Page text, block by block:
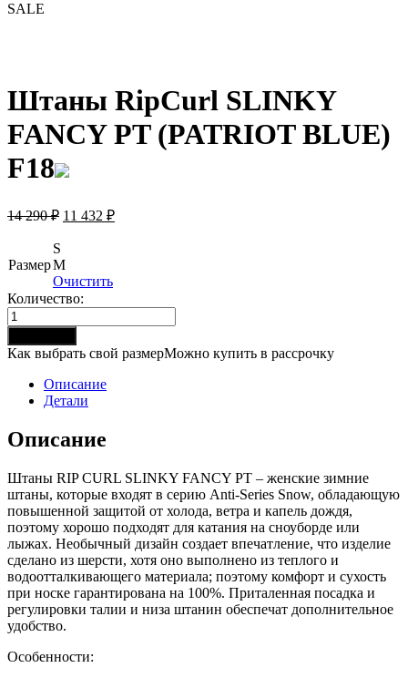
SALE
Штаны RipCurl SLINKY
FANCY PT (PATRIOT BLUE)
F18
14 290₽ 11 432 ₽
Размер
S
M
Очистить
Количество:
Количество
товара
Штаны
RipCurl
SLINKY
FANCY
(PATRIOT
BLUE)
Как выбрать свой размерМожно купить в рассрочку
Описание
Детали
Описание
Штаны RIP CURL SLINKY FANCY PT – женские зимние
штаны, которые входят в серию Anti-Series Snow, обладающую
повышенной защитой от холода, ветра и капель дождя,
поэтому хорошо подходят для катания на сноуборде или
лыжах. Необычный дизайн создает впечатление, что изделие
сделано из шерсти, хотя оно выполнено из теплого и
водоотталкивающего материала; поэтому комфорт и сухость
при носке гарантирована на 100%. Приталенная посадка и
регулировки талии и низа штанин обеспечат дополнительное
удобство.
Особенности: